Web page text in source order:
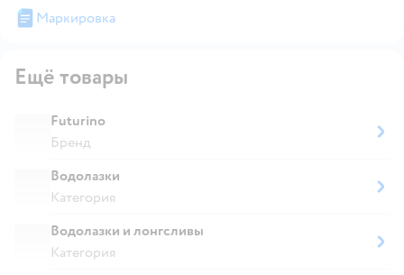
Маркировка
Ещё товары
Futurino
Бренд
Водолазки
Категория
Водолазки и лонгсливы
Категория